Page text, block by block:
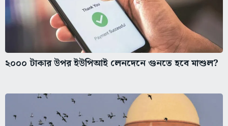
২০০০ টাকার উপর ইউপিআই লেনদেনে গুনতে হবে মাশুল?